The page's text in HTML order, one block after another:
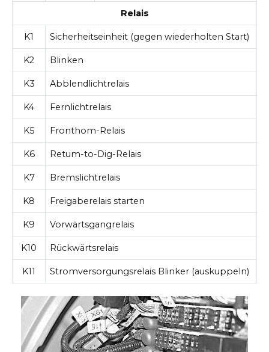
Relais
K1 Sicherheitseinheit (gegen wiederholten Start)
K2 Blinken
K3 Abblendlichtrelais
K4 Fernlichtrelais
K5 Fronthom-Relais
K6 Retum-to-Dig-Relais
K7 Bremslichtrelais
K8 Freigaberelais starten
K9 Vorwärtsgangrelais
K10 Rückwärtsrelais
K11 Stromversorgungsrelais Blinker (auskuppeln)